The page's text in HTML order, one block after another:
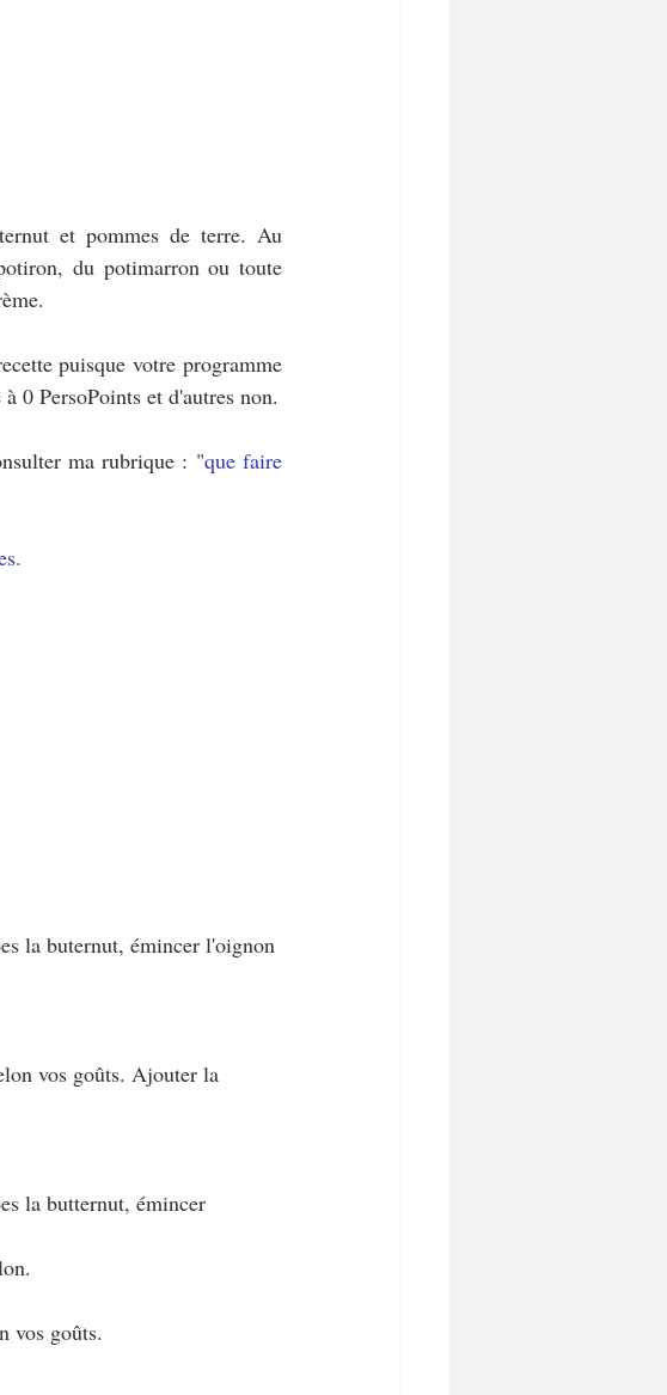
et pommes de terre. Au
du potimarron ou toute
puisque votre programme
0 PersoPoints et d'autres non.
ma rubrique : "que faire
la buternut, émincer l'oignon
vos goûts. Ajouter la
la butternut, émincer
vos goûts.